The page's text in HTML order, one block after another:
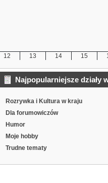
12 13 14 15
Najpopularniejsze działy
Rozrywka i Kultura w kraju
Dla forumowiczów
Humor
Moje hobby
Trudne tematy